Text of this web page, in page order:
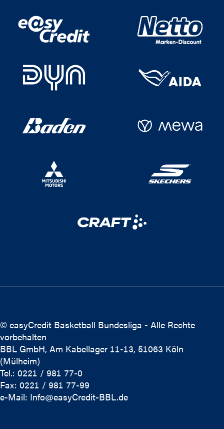
© easyCredit Basketball Bundesliga - Alle Rechte
vorbehalten
BBL GmbH, Am Kabellager 11-13, 51063 Köln
(Mülheim)
Tel.: 0221 / 981 77-0
Fax: 0221 / 981 77-99
e-Mail: Info@easyCredit-BBL.de